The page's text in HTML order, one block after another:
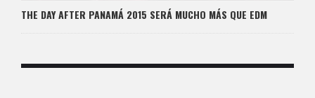
THE DAY AFTER PANAMÁ 2015 SERÁ MUCHO MÁS QUE EDM